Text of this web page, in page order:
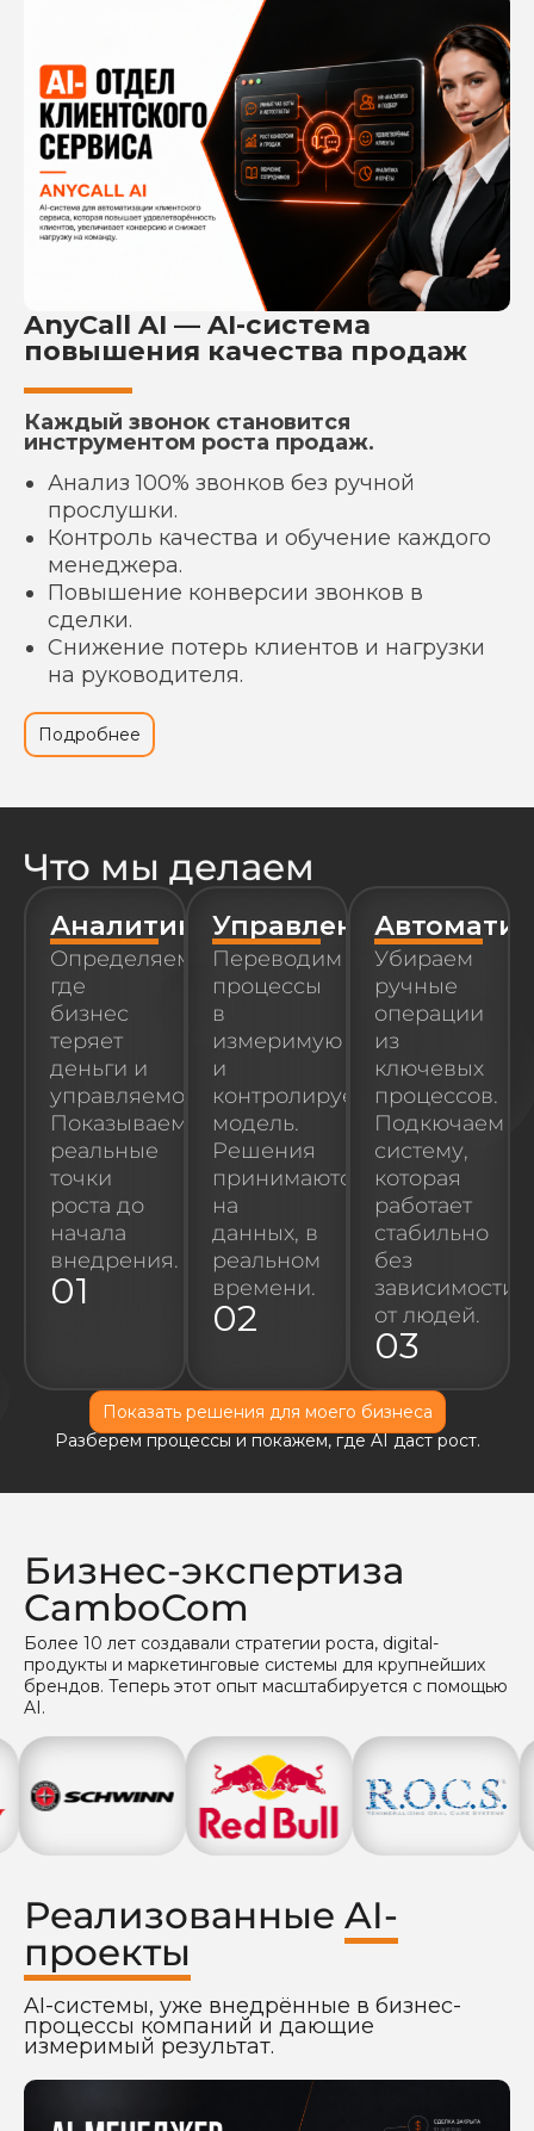
AnyCall AI — AI-система
повышения качества продаж
Каждый звонок становится
инструментом роста продаж.
Анализ 100% звонков без ручной
прослушки.
Контроль качества и обучение каждого
менеджера.
Повышение конверсии звонков в
сделки.
Снижение потерь клиентов и нагрузки
на руководителя.
Подробнее
Что мы делаем
Аналитика
Определяем,
где
бизнес
теряет
деньги и
управляемость.
Показываем
реальные
точки
роста до
начала
внедрения.
01
Управление
Переводим
процессы
в
измеримую
и
контролируемую
модель.
Решения
принимаются
на
данных, в
реальном
времени.
02
Убираем
ручные
операции
из
ключевых
процессов.
Подкючаем
систему,
которая
работает
стабильно
без
зависимости
от людей.
03
Показать решения для моего бизнеса
Разберем процессы и покажем, где AI даст рост.
Бизнес-экспертиза
CamboCom
Более 10 лет создавали стратегии роста, digital-
продукты и маркетинговые системы для крупнейших
брендов. Теперь этот опыт масштабируется с помощью
AI.
Реализованные AI-
проекты
AI-системы, уже внедрённые в бизнес-
процессы компаний и дающие
измеримый результат.